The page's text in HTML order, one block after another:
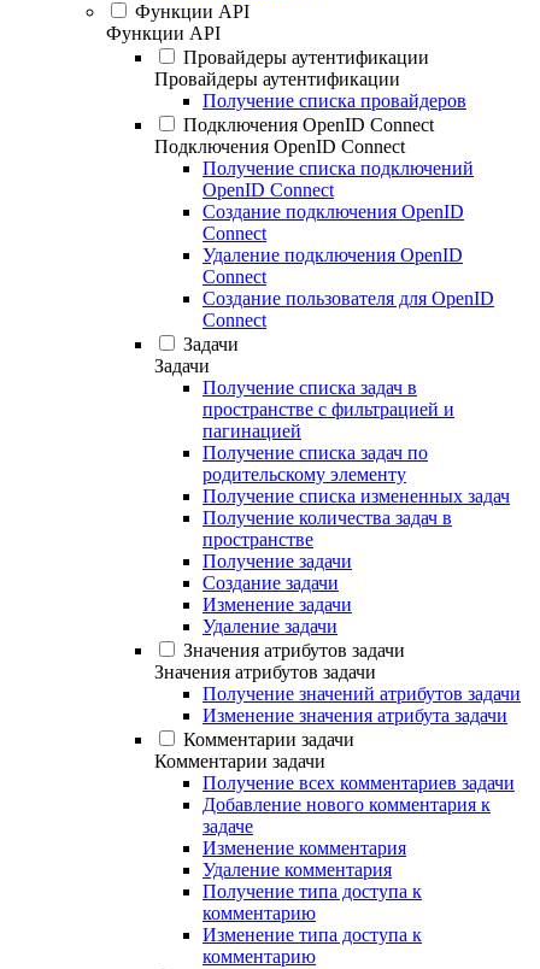
Функции API
Функции API
Провайдеры аутентификации
Провайдеры аутентификации
Получение списка провайдеров
Подключения OpenID Connect
Подключения OpenID Connect
Получение списка подключений
OpenID Connect
Создание подключения OpenID
Connect
Удаление подключения OpenID
Connect
Создание пользователя для OpenID
Connect
Задачи
Задачи
Получение списка задач в
пространстве с фильтрацией и
пагинацией
Получение списка задач по
родительскому элементу
Получение списка измененных задач
Получение количества задач в
пространстве
Получение задачи
Создание задачи
Изменение задачи
Удаление задачи
Значения атрибутов задачи
Значения атрибутов задачи
Получение значений атрибутов задачи
Изменение значения атрибута задачи
Комментарии задачи
Комментарии задачи
Получение всех комментариев задачи
Добавление нового комментария к
задаче
Изменение комментария
Удаление комментария
Получение типа доступа к
комментарию
Изменение типа доступа к
комментарию